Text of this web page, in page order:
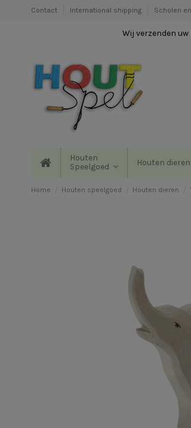
Contact International shipping Scholen
Wij verzenden
Houten
Speelgoed
Houten dieren
Home Houten speelgoed Houten dieren